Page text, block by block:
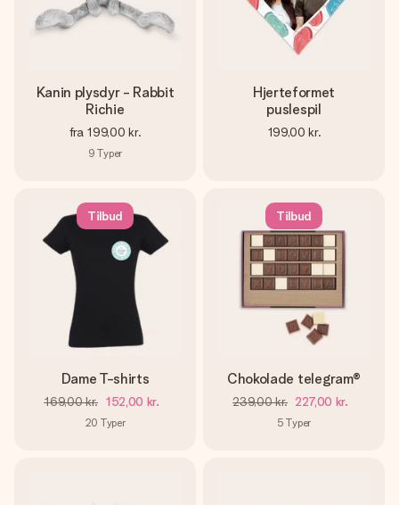
Kanin plysdyr - Rabbit
Richie
fra 199,00 kr.
9 Typer
Hjerteformet
puslespil
199,00 kr.
Tilbud
Dame T-shirts
169,00 kr. 152,00 kr.
20 Typer
Tilbud
Chokolade telegram®
239,00 kr. 227,00 kr.
5 Typer